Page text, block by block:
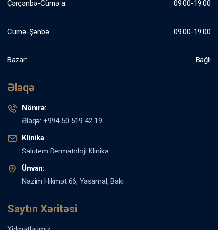
Çərçənbə-Cümə a: 09:00-19:00
Cümə-Şənbə: 09:00-19:00
Bazar: Bağlı
Əlaqə
Nömrə:
Əlaqə: +994 50 519 42 19
Klinika
Salutem Dermatoloji Klinika
Ünvan:
Nazim Hikmət 66, Yasamal, Bakı
Saytın Xəritəsi